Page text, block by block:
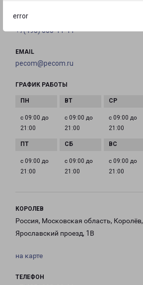
error
ТЕЛЕФОН
+7(495) 660-11-11
EMAIL
pecom@pecom.ru
ГРАФИК РАБОТЫ
с 09:00 до
21:00
с 09:00 до
21:00
с 09:00 до
21:00
с 09:00 до
21:00
с 09:00 до
21:00
с 09:00 до
21:00
КОРОЛЕВ
Россия, Московская область, Королёв,
Ярославский проезд, 1В
на карте
ТЕЛЕФОН